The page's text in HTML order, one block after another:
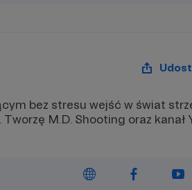
bez stresu wejść w świat
M.D. Shooting oraz